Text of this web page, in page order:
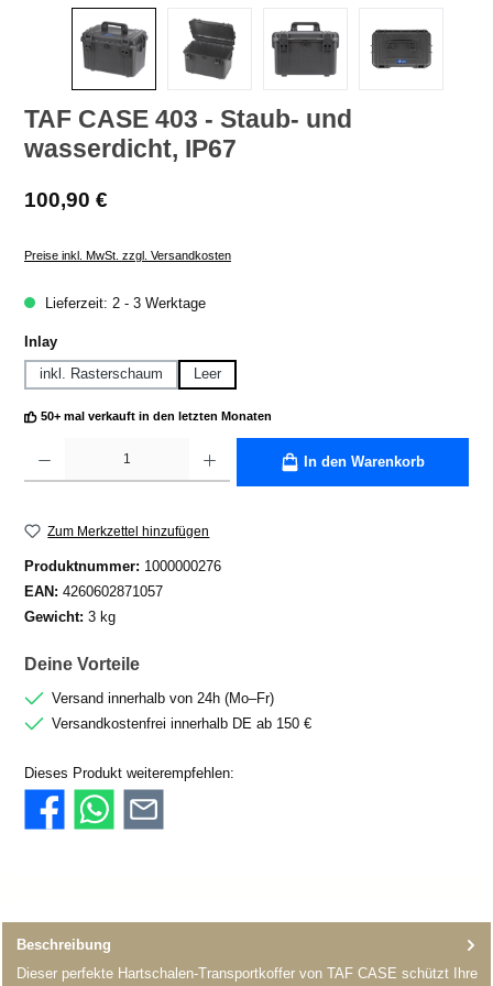
TAF CASE 403 - Staub- und
wasserdicht, IP67
Regulärer Preis:
100,90 €
Preise inkl. MwSt. zzgl. Versandkosten
Lieferzeit: 2 - 3 Werktage
Inlayauswählen
inkl. Rasterschaum
Leer
50+ mal verkauft in den letzten Monaten
In den Warenkorb
Zum Merkzettel hinzufügen
Produktnummer: 1000000276
EAN: 4260602871057
Gewicht: 3 kg
Deine Vorteile
Versand innerhalb von 24h (Mo–Fr)
Versandkostenfrei innerhalb DE ab 150 €
Dieses Produkt weiterempfehlen:
Beschreibung
Dieser perfekte Hartschalen-Transportkoffer von TAF CASE schützt Ihre